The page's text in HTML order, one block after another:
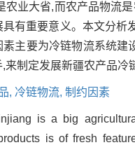
农业大省,而农产品物流
有重要意义。本文分析
素主要为冷链物流系统
来制定发展新疆农产品冷
, 冷链物流, 制约因素
is a big
is of fresh